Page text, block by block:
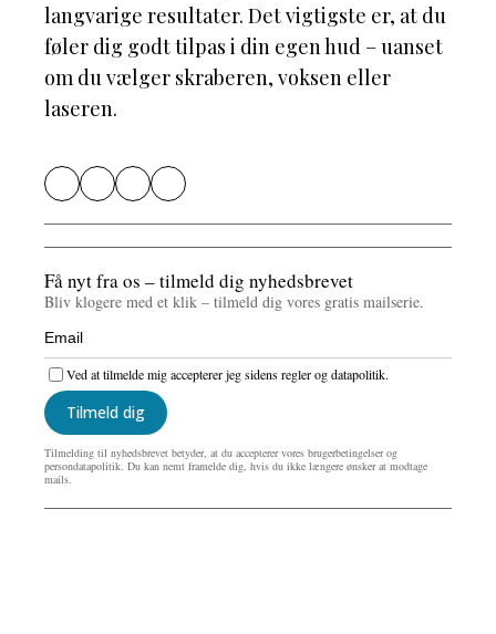
langvarige resultater. Det vigtigste er, at du
føler dig godt tilpas i din egen hud – uanset
om du vælger skraberen, voksen eller
laseren.
Få nyt fra os – tilmeld dig nyhedsbrevet
Bliv klogere med et klik – tilmeld dig vores gratis mailserie.
Tilmeld dig
Ved at tilmelde mig accepterer jeg sidens regler og datapolitik.
Tilmelding til nyhedsbrevet betyder, at du accepterer vores brugerbetingelser og
persondatapolitik. Du kan nemt framelde dig, hvis du ikke længere ønsker at modtage
mails.